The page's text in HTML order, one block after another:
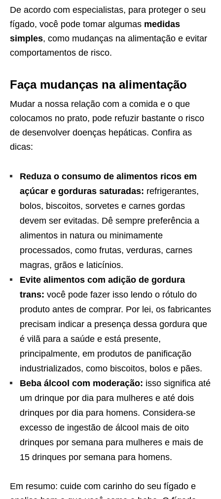
De acordo com especialistas, para proteger o seu
fígado, você pode tomar algumas medidas
simples, como mudanças na alimentação e evitar
comportamentos de risco.
Faça mudanças na alimentação
Mudar a nossa relação com a comida e o que
colocamos no prato, pode refuzir bastante o risco
de desenvolver doenças hepáticas. Confira as
dicas:
Reduza o consumo de alimentos ricos em
açúcar e gorduras saturadas: refrigerantes,
bolos, biscoitos, sorvetes e carnes gordas
devem ser evitadas. Dê sempre preferência a
alimentos in natura ou minimamente
processados, como frutas, verduras, carnes
magras, grãos e laticínios.
Evite alimentos com adição de gordura
trans: você pode fazer isso lendo o rótulo do
produto antes de comprar. Por lei, os fabricantes
precisam indicar a presença dessa gordura que
é vilã para a saúde e está presente,
principalmente, em produtos de panificação
industrializados, como biscoitos, bolos e pães.
Beba álcool com moderação: isso significa até
um drinque por dia para mulheres e até dois
drinques por dia para homens. Considera-se
excesso de ingestão de álcool mais de oito
drinques por semana para mulheres e mais de
15 drinques por semana para homens.
Em resumo: cuide com carinho do seu fígado e